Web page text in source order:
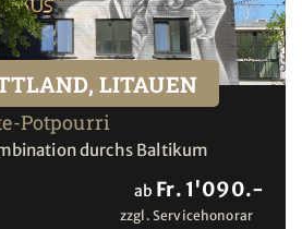
LITAUEN
Potpourri
durchs Baltikum
ab Fr. 1'090.-
zzgl. Servicehonorar